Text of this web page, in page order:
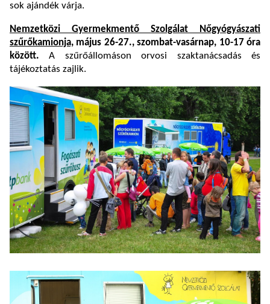
sok ajándék várja.
Nemzetközi Gyermekmentő Szolgálat Nőgyógyászati
szűrőkamionja, május 26-27., szombat-vasárnap, 10-17 óra
között.A szűrőállomáson orvosi szaktanácsadás és
tájékoztatás zajlik.